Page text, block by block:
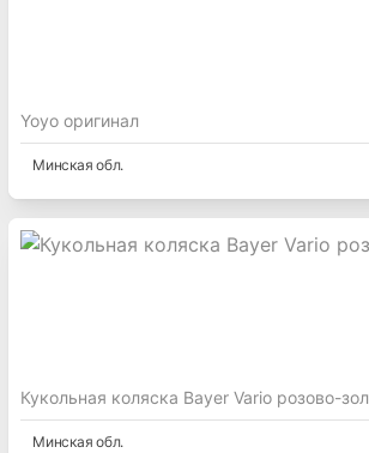
Yoyo оригинал
Минская обл.
Кукольная коляска Bayer Vario розово-
Минская обл.